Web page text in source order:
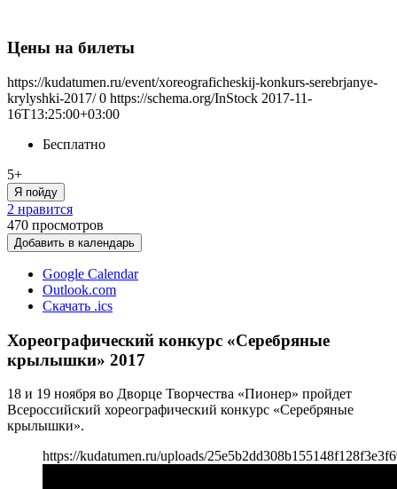
Цены на билеты
https://kudatumen.ru/event/xoreograficheskij-konkurs-serebrjanye-
krylyshki-2017/ 0 https://schema.org/InStock 2017-11-
16T13:25:00+03:00
Бесплатно
5+
Я пойду
2 нравится
470 просмотров
Добавить в календарь
Google Calendar
Outlook.com
Скачать .ics
Хореографический конкурс «Серебряные
крылышки» 2017
18 и 19 ноября во Дворце Творчества «Пионер» пройдет
Всероссийский хореографический конкурс «Серебряные
крылышки».
https://kudatumen.ru/uploads/